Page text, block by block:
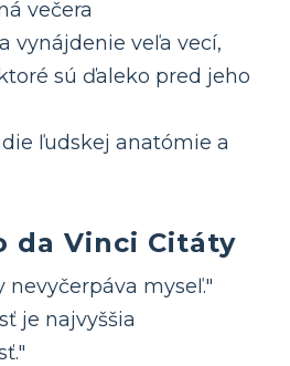
večera
vynájdenie veľa vecí,
sú ďaleko pred jeho
ľudskej anatómie a
da Vinci Citáty
nevyčerpáva myseľ."
je najvyššia